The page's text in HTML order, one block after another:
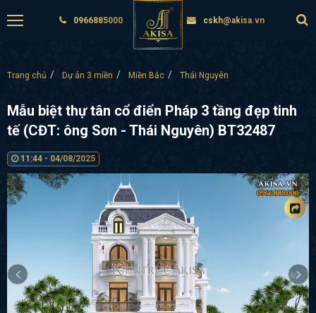
0966885000 cskh@akisa.vn
Trang chủ Dự án 3 miền Miền Bắc Thái Nguyên
Mẫu biệt thự tân cổ điển Pháp 3 tầng đẹp tinh
tế (CĐT: ông Sơn - Thái Nguyên) BT32487
11:44 - 04/08/2025